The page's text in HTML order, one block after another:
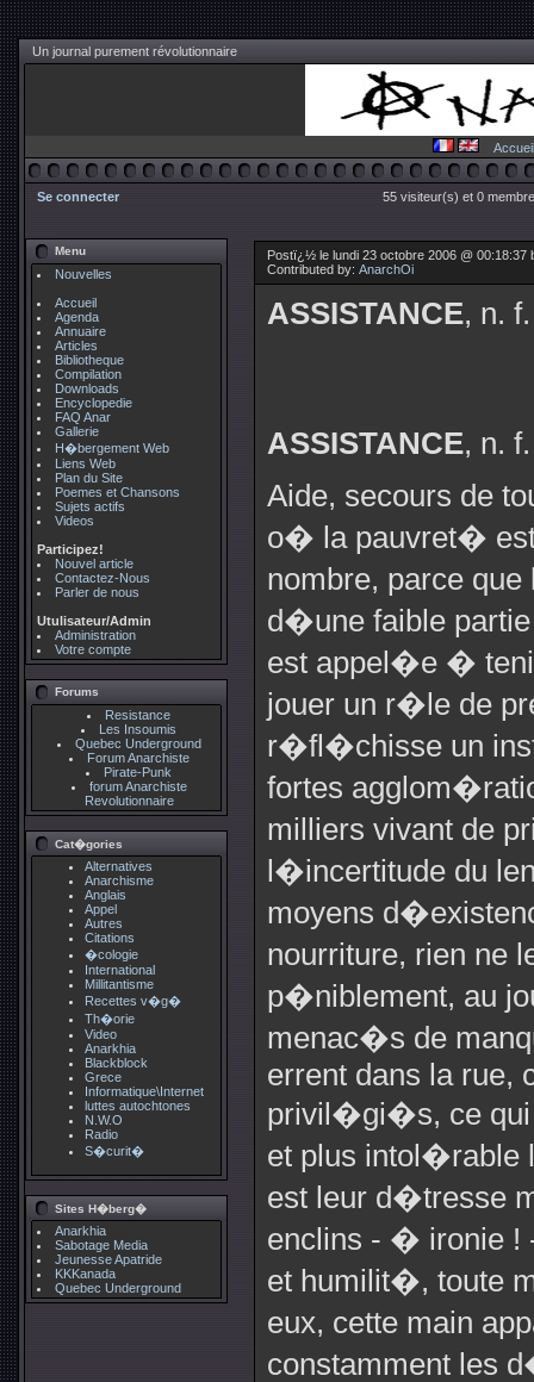
Un journal purement révolutionnaire
Accueil
Se connecter 55 visiteur(s) et 0
Menu
Nouvelles
Accueil
Agenda
Annuaire
Articles
Bibliotheque
Compilation
Downloads
Encyclopedie
FAQ Anar
Gallerie
H�bergement Web
Liens Web
Plan du Site
Poemes et Chansons
Sujets actifs
Videos
Participez!
Nouvel article
Contactez-Nous
Parler de nous
Utulisateur/Admin
Administration
Votre compte
Forums
Resistance
Les Insoumis
Quebec Underground
Forum Anarchiste
Pirate-Punk
forum Anarchiste
Revolutionnaire
Cat�gories
Alternatives
Anarchisme
Anglais
Appel
Autres
Citations
�cologie
International
Millitantisme
Recettes v�g�
Th�orie
Video
Anarkhia
Blackblock
Grece
Informatique\Internet
luttes autochtones
N.W.O
Radio
S�curit�
Sites H�berg�
Anarkhia
Sabotage Media
Jeunesse Apatride
KKKanada
Quebec Underground
Postï¿½ le lundi 23 octobre 2006 @ 00:18:37
Contributed by: AnarchOi
ASSISTANCE, n. f.
ASSISTANCE, n. f.
Aide, secours de
o� la pauvret� est
nombre, parce
d�une faible
est appel�e �
jouer un r�le de
r�fl�chisse un
fortes
milliers vivant de
l�incertitude du
moyens
nourriture, rien ne
p�niblement, au
menac�s de
errent dans la rue,
privil�gi�s, ce qui
et plus intol�rable
est leur d�tresse
enclins - � ironie !
et humilit�, toute
eux, cette main
constamment les